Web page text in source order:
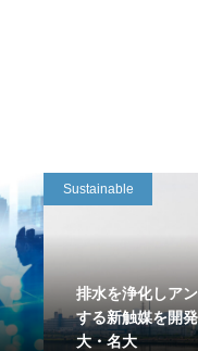
Sustainable
排水を浄化しア
する新触媒を開
大・名大